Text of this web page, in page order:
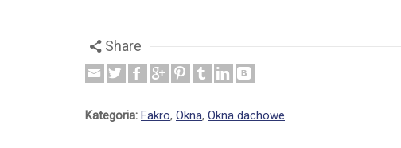
Share
Kategoria: Fakro, Okna, Okna dachowe